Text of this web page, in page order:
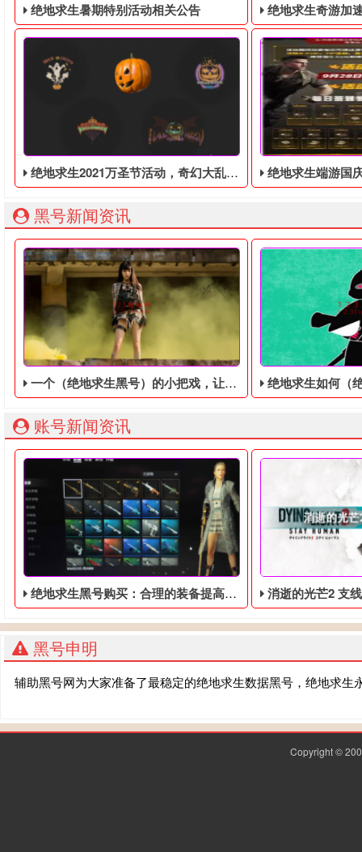
绝地求生暑期特别活动相关公告 绝地求生奇游加速器免
绝地求生2021万圣节活动，奇幻大乱斗回归，还有新皮肤和新地图 绝地求生端游国庆节的终极白嫖活
黑号新闻资讯
一个（绝地求生黑号）的小把戏，让吃鸡变得更简单 绝地求生如何（绝地求生
账号新闻资讯
绝地求生黑号购买：合理的装备提高玩家们吃鸡的概率 消逝的光芒2 支线任务:鱼木脑袋流
黑号申明
辅助黑号网为大家准备了最稳定的绝地求生数据黑号，绝地求
Copyright ©